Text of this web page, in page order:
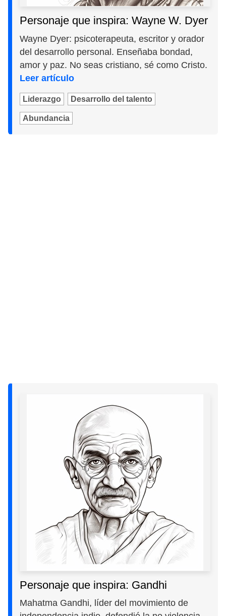
Personaje que inspira: Wayne W. Dyer
Wayne Dyer: psicoterapeuta, escritor y orador
del desarrollo personal. Enseñaba bondad,
amor y paz. No seas cristiano, sé como Cristo.
Leer artículo
Liderazgo Desarrollo del talento
Abundancia
Personaje que inspira: Gandhi
Mahatma Gandhi, líder del movimiento de